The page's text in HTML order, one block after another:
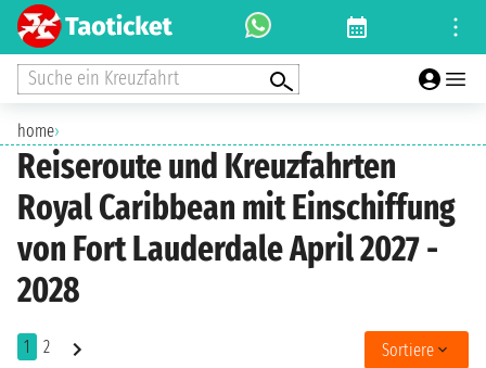
Suche ein Kreuzfahrt
home›
Reiseroute und Kreuzfahrten
Royal Caribbean mit Einschiffung
von Fort Lauderdale April 2027 -
2028
1 2 Sortiere